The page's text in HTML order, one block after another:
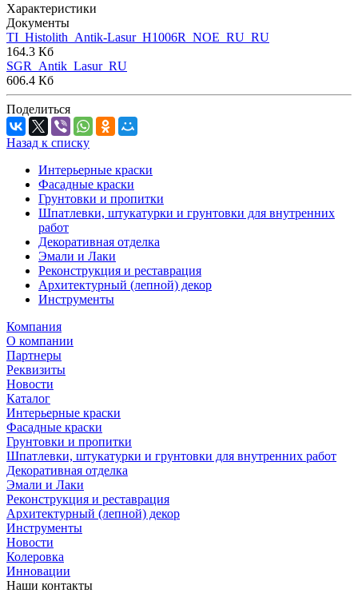
Характеристики
Документы
TI_Histolith_Antik-Lasur_H1006R_NOE_RU_RU
164.3 Кб
SGR_Antik_Lasur_RU
606.4 Кб
Поделиться
Назад к списку
Интерьерные краски
Фасадные краски
Грунтовки и пропитки
Шпатлевки, штукатурки и грунтовки для внутренних
работ
Декоративная отделка
Эмали и Лаки
Реконструкция и реставрация
Архитектурный (лепной) декор
Инструменты
Компания
О компании
Партнеры
Реквизиты
Новости
Каталог
Интерьерные краски
Фасадные краски
Грунтовки и пропитки
Шпатлевки, штукатурки и грунтовки для внутренних работ
Декоративная отделка
Эмали и Лаки
Реконструкция и реставрация
Архитектурный (лепной) декор
Инструменты
Новости
Колеровка
Инновации
Наши контакты